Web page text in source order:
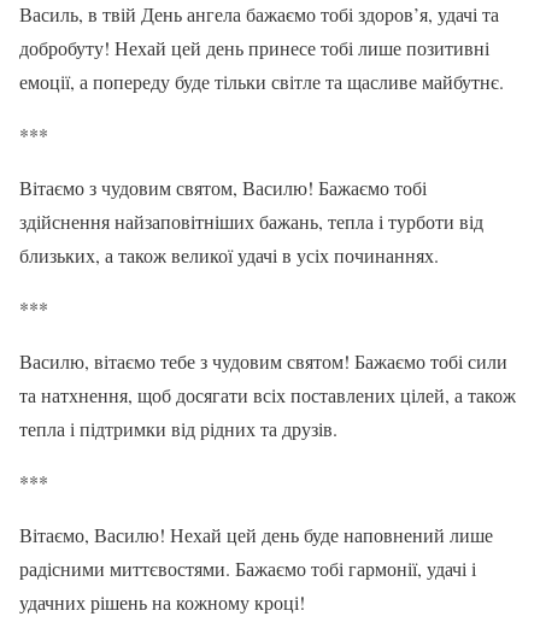
Василь, в твій День ангела бажаємо тобі здоров’я, удачі та
добробуту! Нехай цей день принесе тобі лише позитивні
емоції, а попереду буде тільки світле та щасливе майбутнє.
***
Вітаємо з чудовим святом, Василю! Бажаємо тобі
здійснення найзаповітніших бажань, тепла і турботи від
близьких, а також великої удачі в усіх починаннях.
***
Василю, вітаємо тебе з чудовим святом! Бажаємо тобі сили
та натхнення, щоб досягати всіх поставлених цілей, а також
тепла і підтримки від рідних та друзів.
***
Вітаємо, Василю! Нехай цей день буде наповнений лише
радісними миттєвостями. Бажаємо тобі гармонії, удачі і
удачних рішень на кожному кроці!